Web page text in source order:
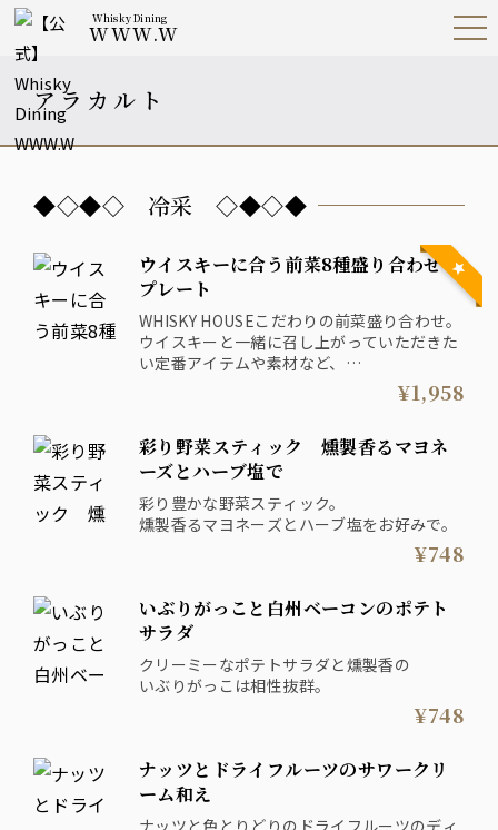
Whisky Dining
WWW.W Open
Navig
アラカルト
◆◇◆◇ 冷采 ◇◆◇◆
ウイスキーに合う前菜8種盛り合わせ
プレート
WHISKY HOUSEこだわりの前菜盛り合わせ。
ウイスキーと一緒に召し上がっていただきた
い定番アイテムや素材など、
気軽にお楽しみいただけるおすすめの一皿で
※内容は毎日変更しますので、スタッフにお
尋ねください。
¥1,958
彩り野菜スティック 燻製香るマヨネ
ーズとハーブ塩で
彩り豊かな野菜スティック。
燻製香るマヨネーズとハーブ塩をお好みで。
¥748
いぶりがっこと白州ベーコンのポテト
サラダ
クリーミーなポテトサラダと燻製香の
いぶりがっこは相性抜群。
¥748
ナッツとドライフルーツのサワークリ
ーム和え
ナッツと色とりどりのドライフルーツのディ